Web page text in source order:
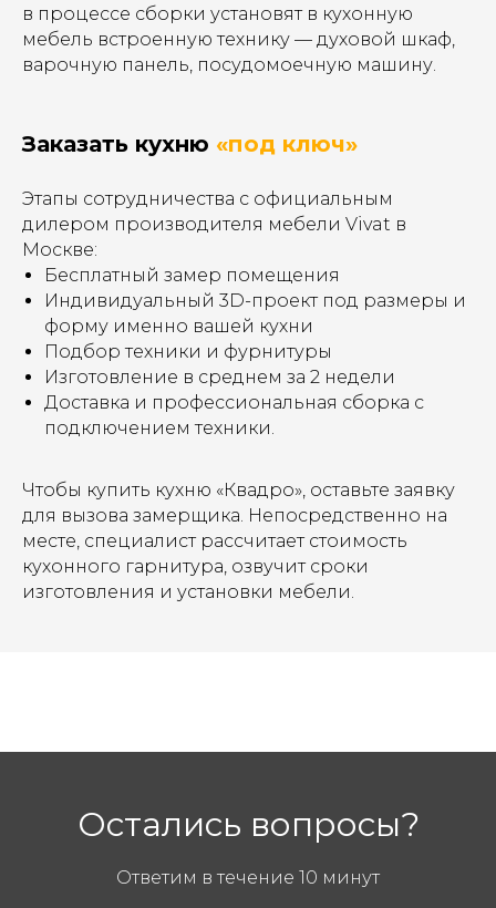
в процессе сборки установят в кухонную
мебель встроенную технику — духовой шкаф,
варочную панель, посудомоечную машину.
Заказать кухню «под ключ»
Этапы сотрудничества с официальным
дилером производителя мебели Vivat в
Москве:
Бесплатный замер помещения
Индивидуальный 3D-проект под размеры и
форму именно вашей кухни
Подбор техники и фурнитуры
Изготовление в среднем за 2 недели
Доставка и профессиональная сборка с
подключением техники.
Чтобы купить кухню «Квадро», оставьте заявку
для вызова замерщика. Непосредственно на
месте, специалист рассчитает стоимость
кухонного гарнитура, озвучит сроки
изготовления и установки мебели.
Остались вопросы?
Ответим в течение 10 минут